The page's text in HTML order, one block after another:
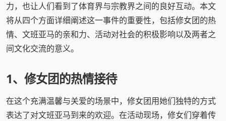
力，也让人们看到了体育界与宗教界之间的良好互动。本文
将从四个方面详细阐述这一事件的重要性，包括修女团的热
情、文班亚马的亲和力、活动对社会的积极影响以及两者之
间文化交流的意义。
1、修女团的热情接待
在这个充满温馨与关爱的场景中，修女团用她们独特的方式
表达了对文班亚马到来的欢迎。在活动现场，修女们穿着传